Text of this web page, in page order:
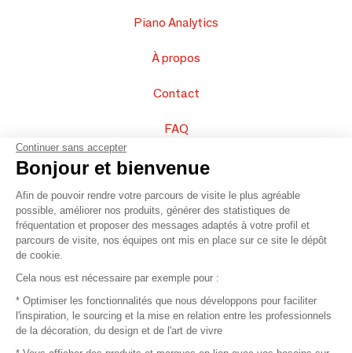
Piano Analytics
À propos
Contact
FAQ
Vendez vos produits
Plan du site
© 2016 –Organisation SAFI
Recrutement
Continuer sans accepter
Bonjour et bienvenue
Afin de pouvoir rendre votre parcours de visite le plus agréable
possible, améliorer nos produits, générer des statistiques de
fréquentation et proposer des messages adaptés à votre profil et
parcours de visite, nos équipes ont mis en place sur ce site le dépôt
de cookie.
Cela nous est nécessaire par exemple pour :
* Optimiser les fonctionnalités que nous développons pour faciliter
l'inspiration, le sourcing et la mise en relation entre les professionnels
de la décoration, du design et de l'art de vivre